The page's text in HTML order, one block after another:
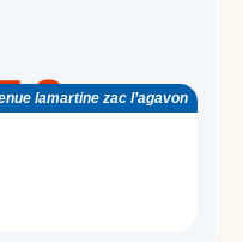
lamartine zac l’agavon